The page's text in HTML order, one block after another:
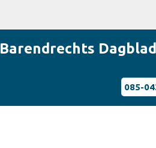
Barendrechts Dagblad
085-